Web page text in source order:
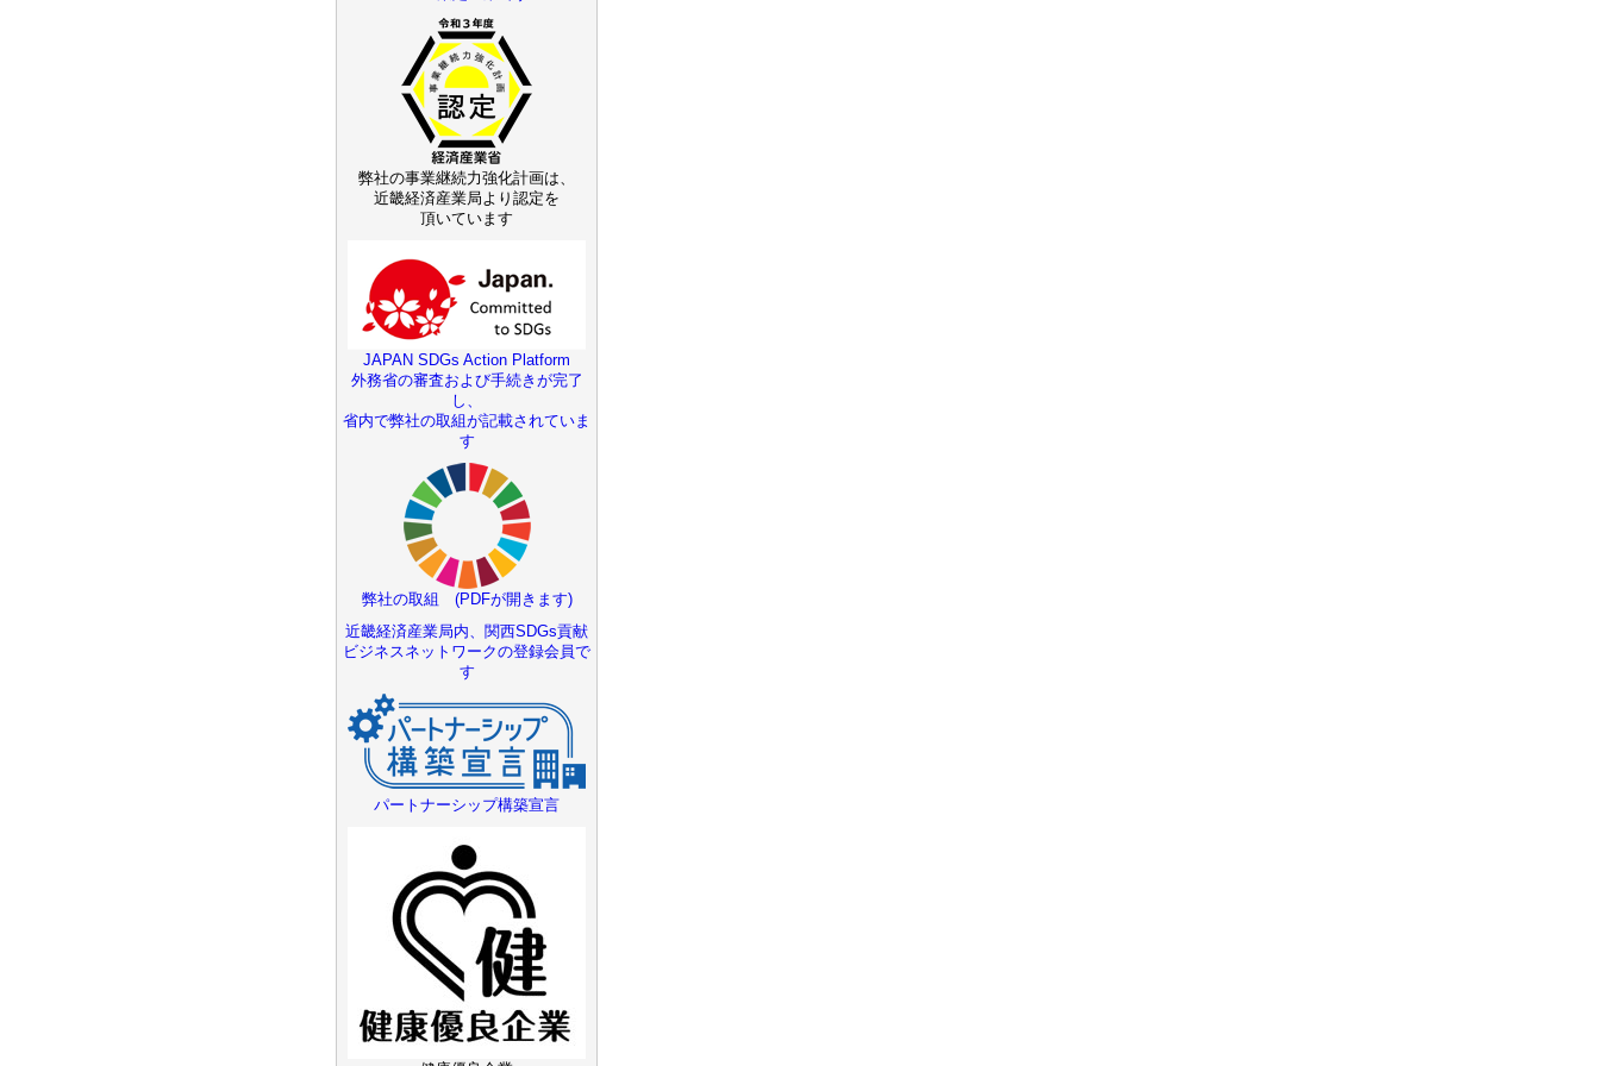
弊社の事業継続力強化計画は、
近畿経済産業局より認定を
頂いています
JAPAN SDGs Action Platform
外務省の審査および手続きが完了
し、
省内で弊社の取組が記載されていま
す
弊社の取組 (PDFが開きます)
近畿経済産業局内、関西SDGs貢献
ビジネスネットワークの登録会員で
す
パートナーシップ構築宣言